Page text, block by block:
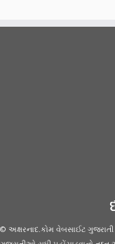
© અક્ષરનાદ.કોમ વેબસાઈટ ગુજરાતી